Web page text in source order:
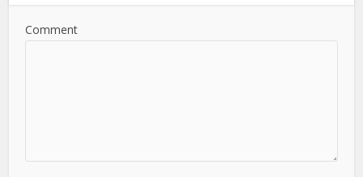
Comment